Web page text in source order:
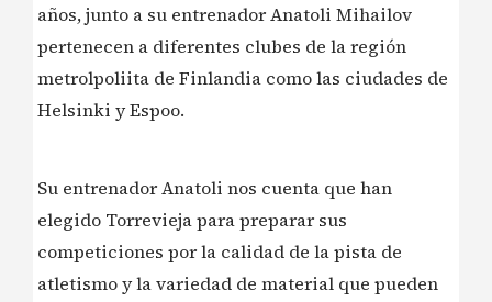
años, junto a su entrenador Anatoli Mihailov
pertenecen a diferentes clubes de la región
metrolpoliita de Finlandia como las ciudades de
Helsinki y Espoo.
️Su entrenador Anatoli nos cuenta que han
elegido Torrevieja para preparar sus
competiciones por la calidad de la pista de
atletismo y la variedad de material que pueden